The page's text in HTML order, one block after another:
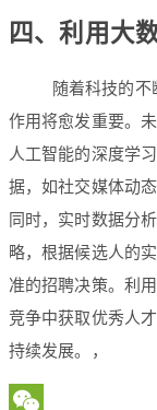
四、利用大
随着科技的
作用将愈发重要。
人工智能的深度学
据，如社交媒体动
同时，实时数据分
略，根据候选人的
准的招聘决策。利
竞争中获取优秀人
持续发展。，